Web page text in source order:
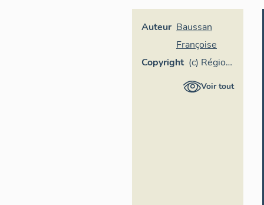
Auteur Baussan
Françoise
Copyright (c) Région
Provence-
Voir tout